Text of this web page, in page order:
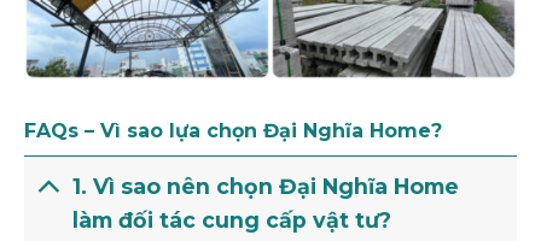
FAQs – Vì sao lựa chọn Đại Nghĩa Home?
1. Vì sao nên chọn Đại Nghĩa Home
làm đối tác cung cấp vật tư?